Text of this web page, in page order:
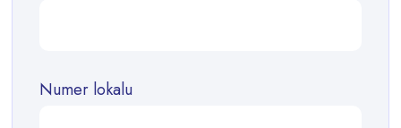
Numer lokalu